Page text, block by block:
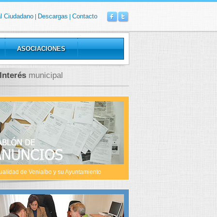
Ciudadano Descargas Contacto
ASOCIACIONES
AUTORIZACIÓN DE USO EXCEPCIONAL DE
LOS VESTUARIOS. PISCINA MUNICIPAL
mayo 2019
pública relativa a la solicitud de autorización de uso excepcional de suelo
de la piscina municipal, en la parcela 5305 del polígono 1, en el
Expte.: 82/2019
Documento
Interés municipal
de Venialbo y su Ayuntamiento